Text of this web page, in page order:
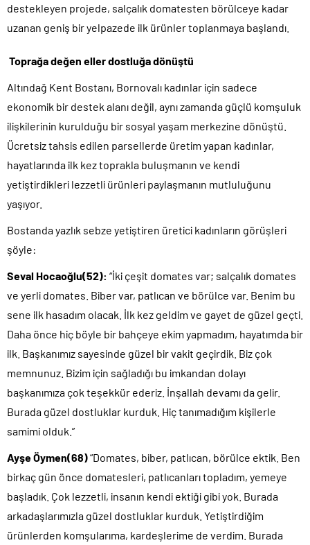
destekleyen projede, salçalık domatesten börülceye kadar
uzanan geniş bir yelpazede ilk ürünler toplanmaya başlandı.
Toprağa değen eller dostluğa dönüştü
Altındağ Kent Bostanı, Bornovalı kadınlar için sadece
ekonomik bir destek alanı değil, aynı zamanda güçlü komşuluk
ilişkilerinin kurulduğu bir sosyal yaşam merkezine dönüştü.
Ücretsiz tahsis edilen parsellerde üretim yapan kadınlar,
hayatlarında ilk kez toprakla buluşmanın ve kendi
yetiştirdikleri lezzetli ürünleri paylaşmanın mutluluğunu
yaşıyor.
Bostanda yazlık sebze yetiştiren üretici kadınların görüşleri
şöyle:
Seval Hocaoğlu(52): “İki çeşit domates var; salçalık domates
ve yerli domates. Biber var, patlıcan ve börülce var. Benim bu
sene ilk hasadım olacak. İlk kez geldim ve gayet de güzel geçti.
Daha önce hiç böyle bir bahçeye ekim yapmadım, hayatımda bir
ilk. Başkanımız sayesinde güzel bir vakit geçirdik. Biz çok
memnunuz. Bizim için sağladığı bu imkandan dolayı
başkanımıza çok teşekkür ederiz. İnşallah devamı da gelir.
Burada güzel dostluklar kurduk. Hiç tanımadığım kişilerle
samimi olduk.”
Ayşe Öymen(68)“Domates, biber, patlıcan, börülce ektik. Ben
birkaç gün önce domatesleri, patlıcanları topladım, yemeye
başladık. Çok lezzetli, insanın kendi ektiği gibi yok. Burada
arkadaşlarımızla güzel dostluklar kurduk. Yetiştirdiğim
ürünlerden komşularıma, kardeşlerime de verdim. Burada